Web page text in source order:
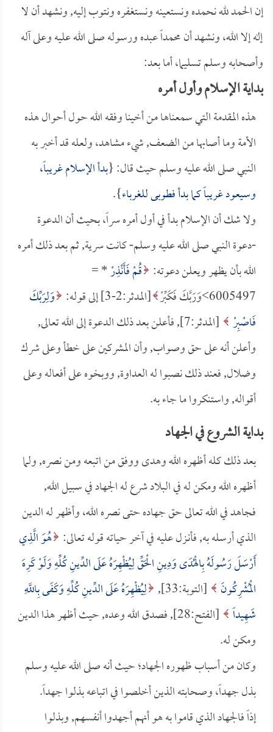
إن الحمد لله نحمده ونستعينه ونستغفره ونتوب إليه, ونشهد أن لا
إله إلا الله، ونشهد أن محمداً عبده ورسوله صلى الله عليه وعلى آله
وأصحابه وسلم تسليما، أما بعد:
بداية الإسلام وأول أمره
هذه المقدمة التي سمعناها من أخينا وفقه الله حول أحوال هذه
الأمة وما أصابها من الضعف, شيء مشاهد، ولعله قد أخبر به
النبي صلى الله عليه وسلم حيث قال: {بدأ الإسلام غريباً،
وسيعود غريباً كما بدأ فطوبى للغرباء}.
ولا شك أن الإسلام بدأ في أول أمره سراً، بحيث أن الدعوة
-دعوة النبي صلى الله عليه وسلم- كانت سرية, ثم بعد ذلك أمره
الله بأن يظهر ويعلن دعوته: قُمْ فَأَنْذِرْ* =
6005497>وَرَبَّكَ فَكَبِّرْ
[المدثر:2-3] إلى قوله:
وَلِرَبِّكَ
فَاصْبِرْ
[المدثر:7], فأعلن بعد ذلك الدعوة إلى الله تعالى,
وأعلن أنه على حق وصواب, وأن المشركين على خطأ وعلى شرك
وضلال, فعند ذلك نصبوا له العداوة, ووبخوه على أفعاله وعلى
أقواله, واستنكروا ما جاء به.
بداية الشروع في الجهاد
بعد ذلك كله أظهره الله وهدى ووفق من اتبعه ومن نصره, ولما
أظهره الله ومكن له في البلاد شرع له الجهاد في سبيل الله,
فجاهد في الله تعالى حق جهاده حتى نصره الله، وأظهر له الدين
الذي أرسله به, فأنـزل عليه في آخر حياته قوله تعالى: هُوَ الَّذِي
أَرْسَلَ رَسُولَهُ بِالْهُدَى وَدِينِ الْحَقِّ لِيُظْهِرَهُ عَلَى الدِّينِ كُلِّهِ وَلَوْ كَرِهَ
الْمُشْرِكُونَ
[التوبة:33],
لِيُظْهِرَهُ عَلَى الدِّينِ كُلِّهِ وَكَفَى بِاللَّهِ
شَهِيداً
[الفتح:28], فصدق الله وعده, حيث أظهر هذا الدين
ومكن له.
وكان من أسباب ظهوره الجهاد؛ حيث أنه صلى الله عليه وسلم
بذل جهداً، وصحابته الذين أخلصوا في اتباعه بذلوا جهداً.
إذاً فالجهاد الذي قاموا به هو أنهم أجهدوا أنفسهم, وبذلوا